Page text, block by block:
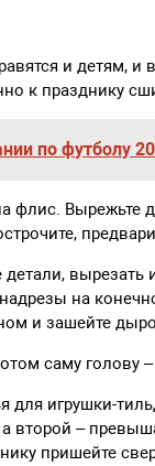
и детям, и
к празднику
по футболу
флис. Вырежьте
на
и зашейте
саму голову
игрушки-
второй –
пришейте